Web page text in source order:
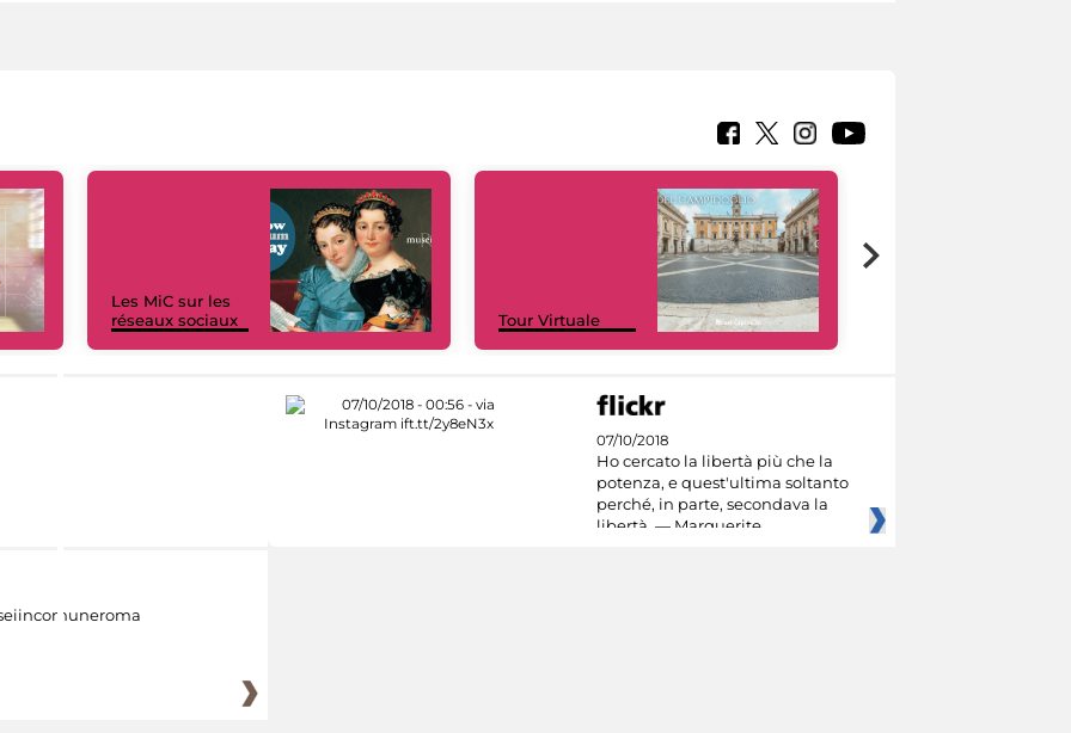
Les MiC sur les
réseaux sociaux
Tour Virtuale
07/10/2018
Ho cercato la libertà più che la
potenza, e quest'ultima soltanto
perché, in parte, secondava la
libertà. — Marguerite